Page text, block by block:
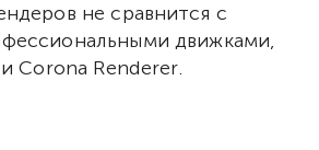
не сравнится с
движками,
Corona Renderer.